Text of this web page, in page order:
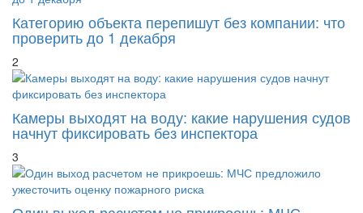
Категорию объекта перепишут без компании: что
проверить до 1 декабря
2
Камеры выходят на воду: какие нарушения судов
начнут фиксировать без инспектора
3